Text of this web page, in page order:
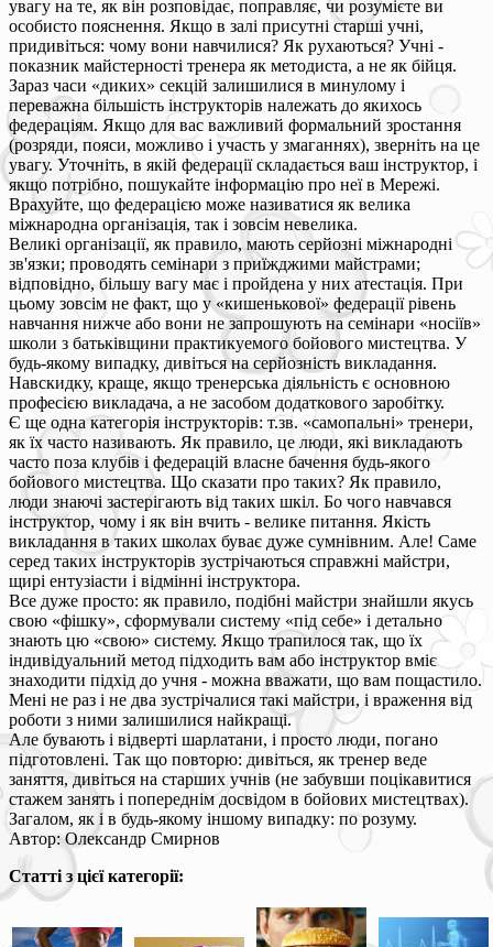
увагу на те, як він розповідає, поправляє, чи розумієте ви
особисто пояснення. Якщо в залі присутні старші учні,
придивіться: чому вони навчилися? Як рухаються? Учні -
показник майстерності тренера як методиста, а не як бійця.
Зараз часи «диких» секцій залишилися в минулому і
переважна більшість інструкторів належать до якихось
федераціям. Якщо для вас важливий формальний зростання
(розряди, пояси, можливо і участь у змаганнях), зверніть на це
увагу. Уточніть, в якій федерації складається ваш інструктор, і
якщо потрібно, пошукайте інформацію про неї в Мережі.
Врахуйте, що федерацією може називатися як велика
міжнародна організація, так і зовсім невелика.
Великі організації, як правило, мають серйозні міжнародні
зв'язки; проводять семінари з приїжджими майстрами;
відповідно, більшу вагу має і пройдена у них атестація. При
цьому зовсім не факт, що у «кишенькової» федерації рівень
навчання нижче або вони не запрошують на семінари «носіїв»
школи з батьківщини практикуемого бойового мистецтва. У
будь-якому випадку, дивіться на серйозність викладання.
Навскидку, краще, якщо тренерська діяльність є основною
професією викладача, а не засобом додаткового заробітку.
Є ще одна категорія інструкторів: т.зв. «самопальні» тренери,
як їх часто називають. Як правило, це люди, які викладають
часто поза клубів і федерацій власне бачення будь-якого
бойового мистецтва. Що сказати про таких? Як правило,
люди знаючі застерігають від таких шкіл. Бо чого навчався
інструктор, чому і як він вчить - велике питання. Якість
викладання в таких школах буває дуже сумнівним. Але! Саме
серед таких інструкторів зустрічаються справжні майстри,
щирі ентузіасти і відмінні інструктора.
Все дуже просто: як правило, подібні майстри знайшли якусь
свою «фішку», сформували систему «під себе» і детально
знають цю «свою» систему. Якщо трапилося так, що їх
індивідуальний метод підходить вам або інструктор вміє
знаходити підхід до учня - можна вважати, що вам пощастило.
Мені не раз і не два зустрічалися такі майстри, і враження від
роботи з ними залишилися найкращі.
Але бувають і відверті шарлатани, і просто люди, погано
підготовлені. Так що повторю: дивіться, як тренер веде
заняття, дивіться на старших учнів (не забувши поцікавитися
стажем занять і попереднім досвідом в бойових мистецтвах).
Загалом, як і в будь-якому іншому випадку: по розуму.
Автор: Олександр Смирнов
Статті з цієї категорії: